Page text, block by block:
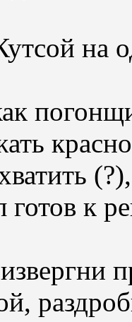
на
(?),
готов к